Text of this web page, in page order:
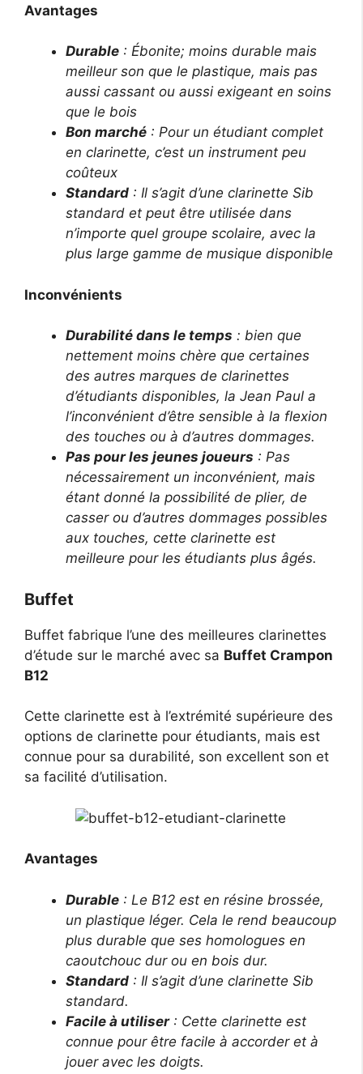
Avantages
Durable : Ébonite; moins durable mais
meilleur son que le plastique, mais pas
aussi cassant ou aussi exigeant en soins
que le bois
Bon marché : Pour un étudiant complet
en clarinette, c’est un instrument peu
coûteux
Standard : Il s’agit d’une clarinette Sib
standard et peut être utilisée dans
n’importe quel groupe scolaire, avec la
plus large gamme de musique disponible
Inconvénients
Durabilité dans le temps : bien que
nettement moins chère que certaines
des autres marques de clarinettes
d’étudiants disponibles, la Jean Paul a
l’inconvénient d’être sensible à la flexion
des touches ou à d’autres dommages.
Pas pour les jeunes joueurs : Pas
nécessairement un inconvénient, mais
étant donné la possibilité de plier, de
casser ou d’autres dommages possibles
aux touches, cette clarinette est
meilleure pour les étudiants plus âgés.
Buffet
Buffet fabrique l’une des meilleures clarinettes
d’étude sur le marché avec sa Buffet Crampon
B12
Cette clarinette est à l’extrémité supérieure des
options de clarinette pour étudiants, mais est
connue pour sa durabilité, son excellent son et
sa facilité d’utilisation.
Avantages
Durable : Le B12 est en résine brossée,
un plastique léger. Cela le rend beaucoup
plus durable que ses homologues en
caoutchouc dur ou en bois dur.
Standard : Il s’agit d’une clarinette Sib
standard.
Facile à utiliser: Cette clarinette est
connue pour être facile à accorder et à
jouer avec les doigts.